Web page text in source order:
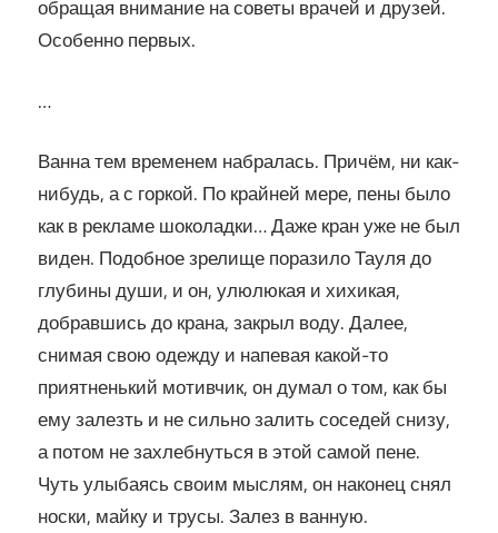
обращая внимание на советы врачей и друзей.
Особенно первых.
…
Ванна тем временем набралась. Причём, ни как-
нибудь, а с горкой. По крайней мере, пены было
как в рекламе шоколадки… Даже кран уже не был
виден. Подобное зрелище поразило Тауля до
глубины души, и он, улюлюкая и хихикая,
добравшись до крана, закрыл воду. Далее,
снимая свою одежду и напевая какой-то
приятненький мотивчик, он думал о том, как бы
ему залезть и не сильно залить соседей снизу,
а потом не захлебнуться в этой самой пене.
Чуть улыбаясь своим мыслям, он наконец снял
носки, майку и трусы. Залез в ванную.